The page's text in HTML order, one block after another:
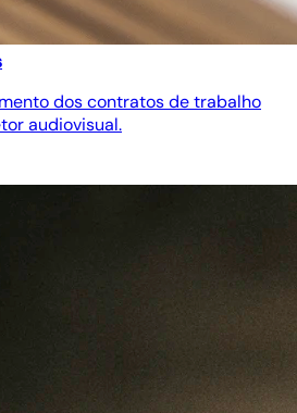
dos contratos de trabalho
audiovisual.